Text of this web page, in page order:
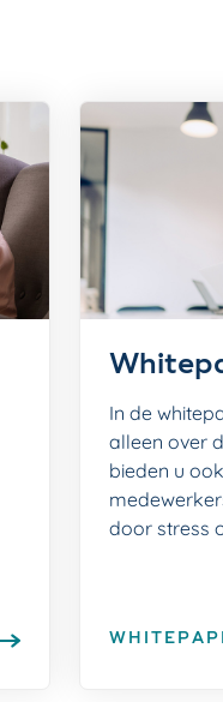
In de
alleen over
bieden u
door stress